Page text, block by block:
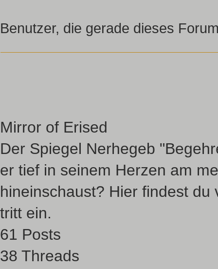
Benutzer, die gerade dieses
Mirror of Erised
Der Spiegel Nerhegeb
er tief in seinem Herzen am
hineinschaust? Hier findest
tritt ein.
61 Posts
38 Threads